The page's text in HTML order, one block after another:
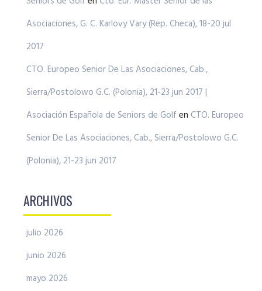
Asociaciones, G. C. Karlovy Vary (Rep. Checa), 18-20 jul
2017
CTO. Europeo Senior De Las Asociaciones, Cab.,
Sierra/Postolowo G.C. (Polonia), 21-23 jun 2017 |
Asociación Española de Seniors de Golf en CTO. Europeo
Senior De Las Asociaciones, Cab., Sierra/Postolowo G.C.
(Polonia), 21-23 jun 2017
ARCHIVOS
julio 2026
junio 2026
mayo 2026